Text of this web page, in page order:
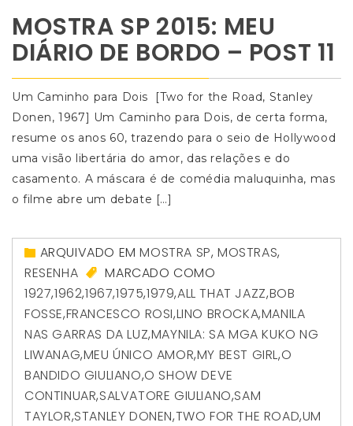
MOSTRA SP 2015: MEU
DIÁRIO DE BORDO – POST 11
Um Caminho para Dois [Two for the Road, Stanley
Donen, 1967] Um Caminho para Dois, de certa forma,
resume os anos 60, trazendo para o seio de Hollywood
uma visão libertária do amor, das relações e do
casamento. A máscara é de comédia maluquinha, mas
o filme abre um debate […]
ARQUIVADO EMMOSTRA SP,MOSTRAS,
RESENHA
MARCADO COMO
1927,1962,1967,1975,1979,ALL THAT JAZZ,BOB
FOSSE,FRANCESCO ROSI,LINO BROCKA,MANILA
NAS GARRAS DA LUZ,MAYNILA: SA MGA KUKO NG
LIWANAG,MEU ÚNICO AMOR,MY BEST GIRL,O
BANDIDO GIULIANO,O SHOW DEVE
CONTINUAR,SALVATORE GIULIANO,SAM
TAYLOR,STANLEY DONEN,TWO FOR THE ROAD,UM